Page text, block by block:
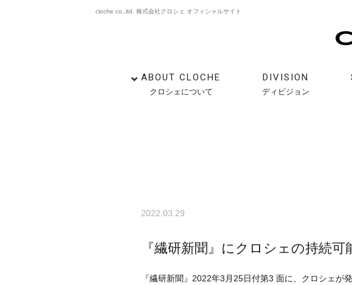
cloche co.,ltd. 株式会社クロシェ オフィシャルサイト
ABOUT CLOCHE
クロシェについて
DIVISION
ディビジョン
2022.03.29
『繊研新聞』にクロシェの持続
『繊研新聞』2022年3月25日付第3 面に、クロシェが